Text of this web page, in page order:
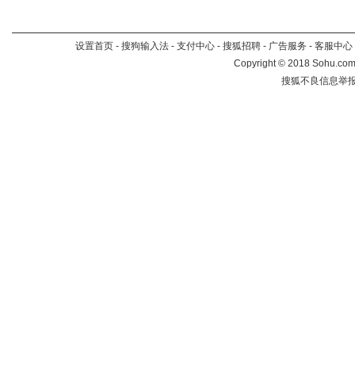
设置首页 - 搜狗输入法 - 支付中心 - 搜狐招聘 - 广告服务 - 客服中心
Copyright©2018
搜狐不良信息举